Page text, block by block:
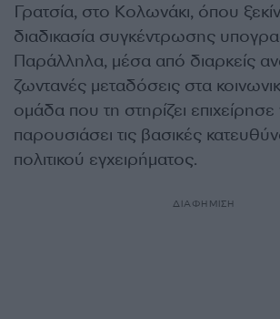
Γρατσία, στο Κολωνάκι, όπου
διαδικασία συγκέντρωσης
Παράλληλα, μέσα από διαρκείς
ζωντανές μεταδόσεις στα
ομάδα που τη στηρίζει επιχείρησε
παρουσιάσει τις βασικές
πολιτικού εγχειρήματος.
ΔΙΑΦΗΜΙΣΗ